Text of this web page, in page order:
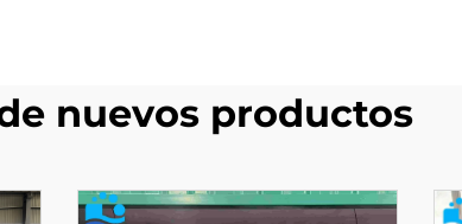
nuevos productos